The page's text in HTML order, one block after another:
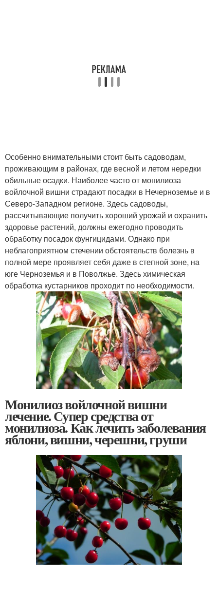
Особенно внимательными стоит быть садоводам,
проживающим в районах, где весной и летом нередки
обильные осадки. Наиболее часто от монилиоза
войлочной вишни страдают посадки в Нечерноземье и в
Северо-Западном регионе. Здесь садоводы,
рассчитывающие получить хороший урожай и охранить
здоровье растений, должны ежегодно проводить
обработку посадок фунгицидами. Однако при
неблагоприятном стечении обстоятельств болезнь в
полной мере проявляет себя даже в степной зоне, на
юге Черноземья и в Поволжье. Здесь химическая
обработка кустарников проходит по необходимости.
Монилиоз войлочной вишни
лечение. Супер средства от
монилиоза. Как лечить заболевания
яблони, вишни, черешни, груши